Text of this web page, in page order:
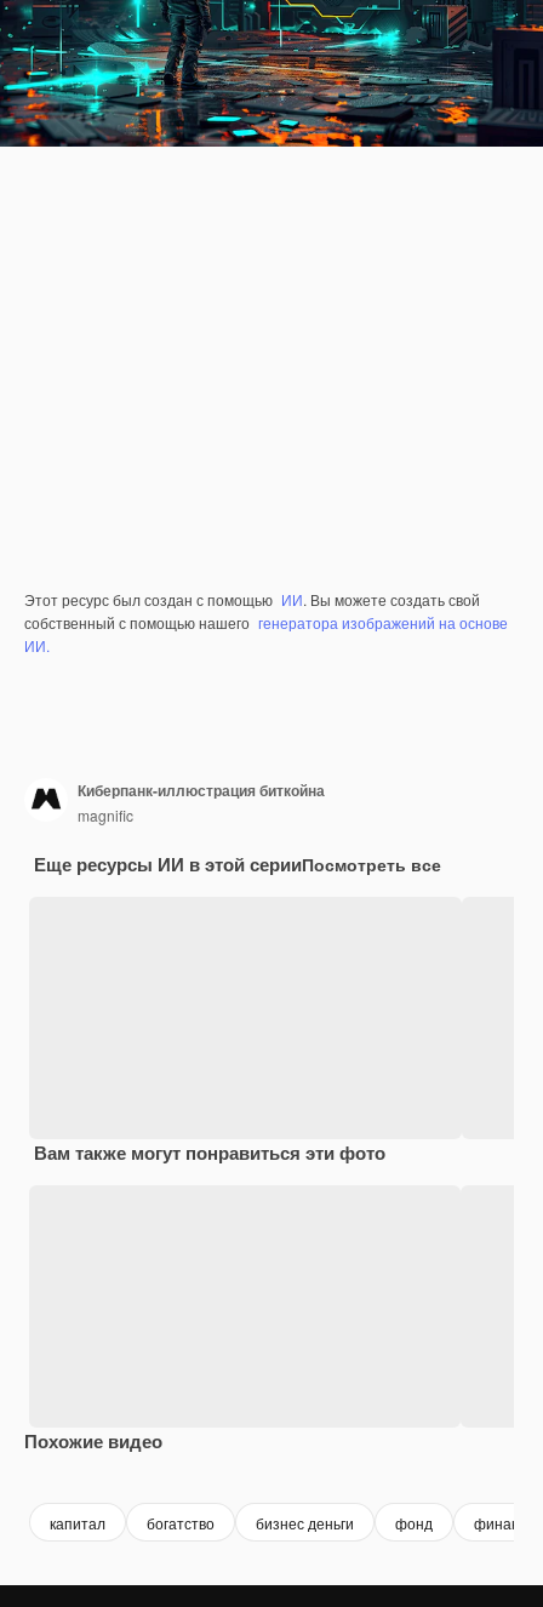
Этот ресурс был создан с помощью ИИ. Вы можете создать свой
собственный с помощью нашего генератора изображений на основе
ИИ.
Киберпанк-иллюстрация биткойна
magnific
Еще ресурсы ИИ в этой серииПосмотреть все
Вам также могут понравиться эти фото
Похожие видео
капитал богатство бизнес деньги фонд финансы